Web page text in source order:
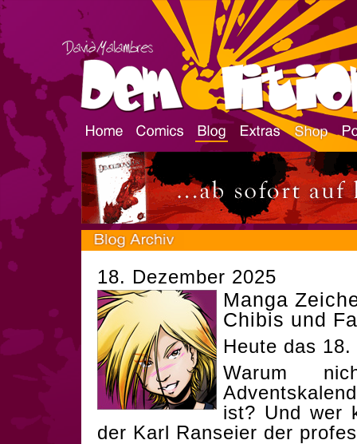
18. Dezember 2025
Manga
Chibis und
Heute das
Warum
ist? Und wer
der Karl Ranseier der